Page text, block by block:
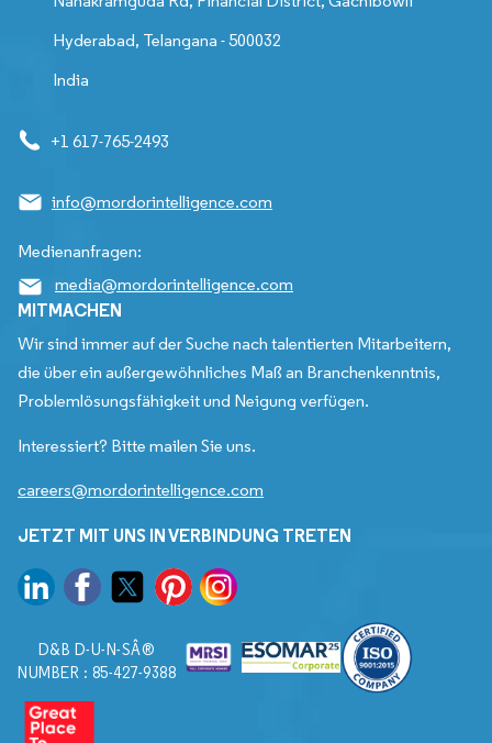
Hyderabad, Telangana - 500032
India
+1 617-765-2493
info@mordorintelligence.com
Medienanfragen:
media@mordorintelligence.com
MITMACHEN
Wir sind immer auf der Suche nach talentierten Mitarbeitern,
die über ein außergewöhnliches Maß an Branchenkenntnis,
Problemlösungsfähigkeit und Neigung verfügen.
Interessiert? Bitte mailen Sie uns.
careers@mordorintelligence.com
JETZT MIT UNS IN VERBINDUNG TRETEN
D&B D-U-N-SÂ®
NUMBER : 85-427-9388